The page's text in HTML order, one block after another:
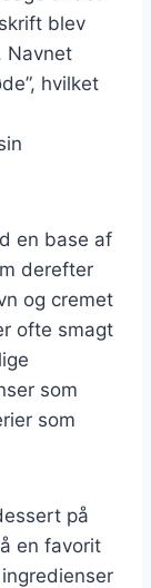
blev
Navnet
hvilket
en base af
derefter
og cremet
ofte smagt
som
som
på
en favorit